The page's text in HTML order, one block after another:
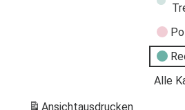
Alle
Ansichtausdrucken